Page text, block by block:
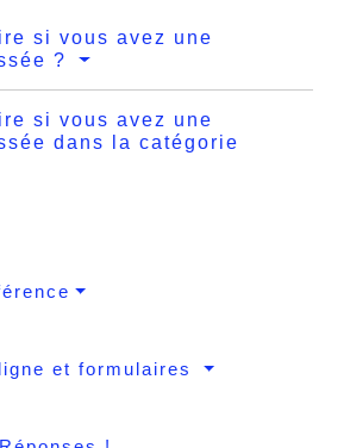
si vous avez une
?
si vous avez une
dans la catégorie
et formulaires